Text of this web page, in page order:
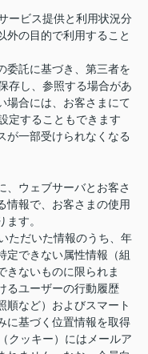
ービス提供と利用状況分
外の目的で利用すること
委託に基づき、第三者を
存し、参照する場合があ
場合には、お客さまにて
定することもできます
が一部受けられなくなる
、ウェブサーバとお客さ
情報で、お客さまの使用
す。
ただいた情報のうち、年
定できない属性情報（組
きないものに限られま
るユーザーの行動履歴
順など）およびスマート
に基づく位置情報を取得
クッキー）にはメールア